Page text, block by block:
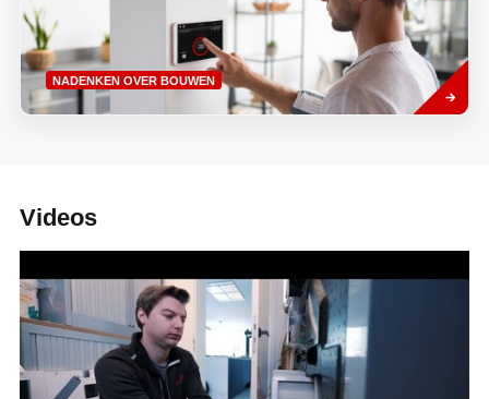
NADENKEN OVER BOUWEN
Read
more
Videos